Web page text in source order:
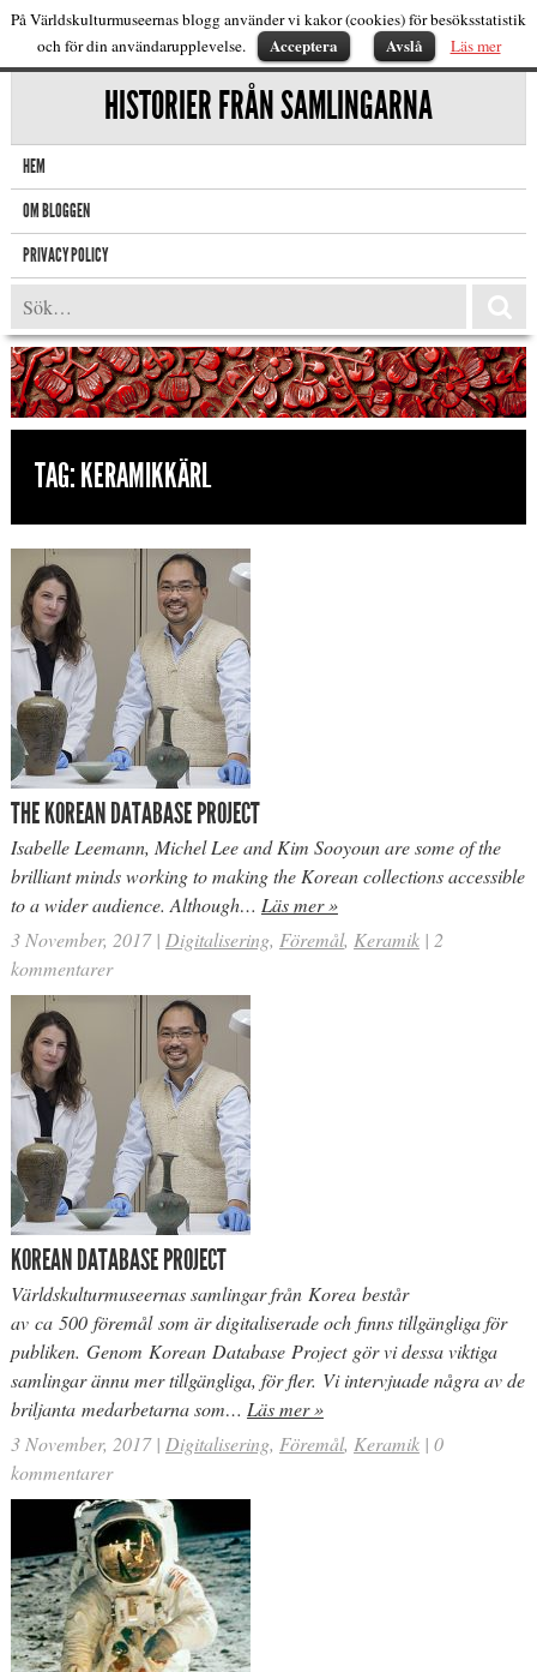
HISTORIER FRÅN SAMLINGARNA
HEM
OM BLOGGEN
PRIVACY POLICY
TAG:KERAMIKKÄRL
THE KOREAN DATABASE PROJECT
Isabelle Leemann, Michel Lee and Kim Sooyoun are some of the
brilliant minds working to making the Korean collections accessible
to a wider audience. Although… Läs mer »
3 November, 2017 | Digitalisering, Föremål, Keramik | 2
kommentarer
KOREAN DATABASE PROJECT
Världskulturmuseernas samlingar från Korea består
av ca 500 föremål som är digitaliserade och finns tillgängliga för
publiken. Genom Korean Database Project gör vi dessa viktiga
samlingar ännu mer tillgängliga, för fler. Vi intervjuade några av de
briljanta medarbetarna som… Läs mer »
3 November, 2017 | Digitalisering, Föremål, Keramik | 0
kommentarer
På Världskulturmuseernas blogg använder vi kakor (cookies) för besöksstatistik
och för din användarupplevelse.
Acceptera Avslå Läs mer